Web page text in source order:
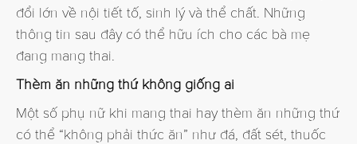
đổi lớn về nội tiết tố, sinh lý và thể chất. Những
thông tin sau đây có thể hữu ích cho các bà mẹ
đang mang thai.
Thèm ăn những thứ không giống ai
Một số phụ nữ khi mang thai hay thèm ăn những thứ
có thể “không phải thức ăn” như đá, đất sét, thuốc